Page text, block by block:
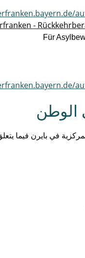
-
Für
الوطن
في بايرن فيما